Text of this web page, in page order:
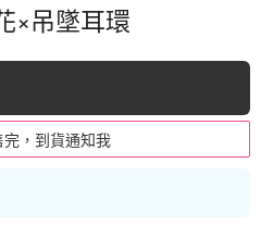
×吊墜耳環
，到貨通知我